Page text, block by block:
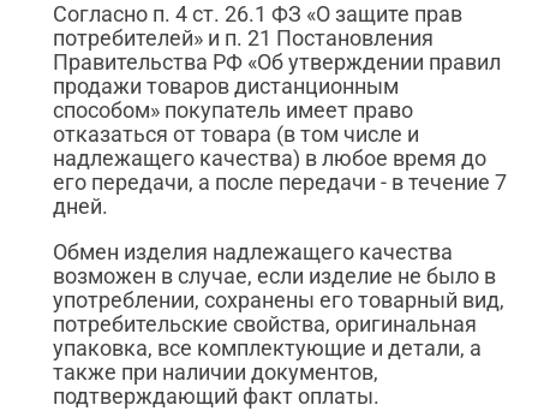
Согласно п. 4 ст. 26.1 ФЗ «О защите прав
потребителей» и п. 21 Постановления
Правительства РФ «Об утверждении правил
продажи товаров дистанционным
способом» покупатель имеет право
отказаться от товара (в том числе и
надлежащего качества) в любое время до
его передачи, а после передачи - в течение 7
дней.
Обмен изделия надлежащего качества
возможен в случае, если изделие не было в
употреблении, сохранены его товарный вид,
потребительские свойства, оригинальная
упаковка, все комплектующие и детали, а
также при наличии документов,
подтверждающий факт оплаты.